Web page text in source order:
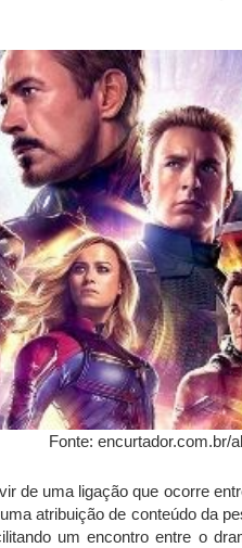
Fonte: encurtador.com.br/
de uma ligação que ocorre
atribuição de conteúdo da
um encontro entre o